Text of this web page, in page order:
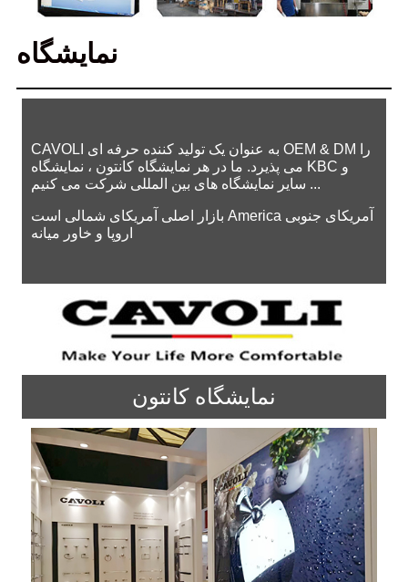
نمایشگاه
CAVOLI به عنوان یک تولید کننده حرفه ای OEM & DM را
می پذیرد. ما در هر نمایشگاه کانتون ، نمایشگاه KBC و
سایر نمایشگاه های بین المللی شرکت می کنیم ...
بازار اصلی آمریکای شمالی است America آمریکای جنوبی
اروپا و خاور میانه
نمایشگاه کانتون